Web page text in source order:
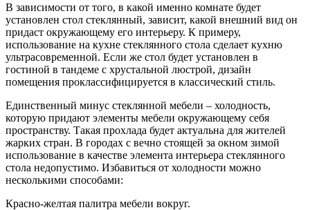
В зависимости от того, в какой именно комнате будет
установлен стол стеклянный, зависит, какой внешний вид он
придаст окружающему его интерьеру. К примеру,
использование на кухне стеклянного стола сделает кухню
ультрасовременной. Если же стол будет установлен в
гостиной в тандеме с хрустальной люстрой, дизайн
помещения проклассифицируется в классический стиль.
Единственный минус стеклянной мебели – холодность,
которую придают элементы мебели окружающему себя
пространству. Такая прохлада будет актуальна для жителей
жарких стран. В городах с вечно стоящей за окном зимой
использование в качестве элемента интерьера стеклянного
стола недопустимо. Избавиться от холодности можно
несколькими способами:
Красно-желтая палитра мебели вокруг.